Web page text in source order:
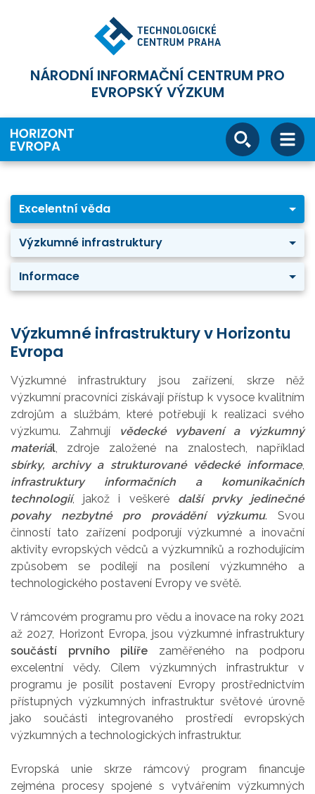
NÁRODNÍ INFORMAČNÍ CENTRUM PRO
EVROPSKÝ VÝZKUM
Excelentní věda
Výzkumné infrastruktury
Informace
Výzkumné infrastruktury v Horizontu
Evropa
Výzkumné infrastruktury jsou zařízení, skrze něž
výzkumní pracovníci získávají přístup k vysoce kvalitním
zdrojům a službám, které potřebují k realizaci svého
výzkumu. Zahrnujívědecké vybavení a výzkumný
materiál, zdroje založené na znalostech, například
sbírky, archivy a strukturované vědecké informace,
infrastruktury informačních a komunikačních
technologií, jakož i veškeré další prvky jedinečné
povahy
nezbytné pro provádění výzkumu. Svou
činností tato zařízení podporují výzkumné a inovační
aktivity evropských vědců a výzkumníků a rozhodujícím
způsobem se podílejí na posílení výzkumného a
technologického postavení Evropy ve světě.
V rámcovém programu pro vědu a inovace na roky 2021
až 2027, Horizont Evropa, jsou výzkumné infrastruktury
součástí prvního pilíře zaměřeného na podporu
excelentní vědy. Cílem výzkumných infrastruktur v
programu je posílit postavení Evropy prostřednictvím
přístupných výzkumných infrastruktur světové úrovně
jako součásti integrovaného prostředí evropských
výzkumných a technologických infrastruktur.
Evropská unie skrze rámcový program financuje
zejména procesy spojené s vytvářením výzkumných